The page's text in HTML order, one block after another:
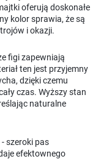
oferują doskonałe
kolor sprawia, że są
i okazji.
figi zapewniają
ten jest przyjemny
dzięki czemu
czas. Wyższy stan
naturalne
szeroki pas
efektownego